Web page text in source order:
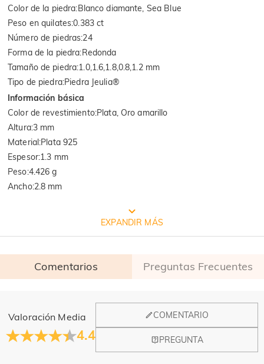
Color de la piedra:Blanco diamante, Sea Blue
Peso en quilates:0.383 ct
Número de piedras:24
Forma de la piedra:Redonda
Tamaño de piedra:1.0,1.6,1.8,0.8,1.2 mm
Tipo de piedra:Piedra Jeulia®
Información básica
Color de revestimiento:Plata, Oro amarillo
Altura:3 mm
Material :Plata 925
Espesor:1.3 mm
Peso:4.426 g
Ancho:2.8 mm
EMBALAJE JEULIA GRATIS
EXPANDIR MÁS
Comentarios Preguntas Frecuentes
Valoración Media
4.4
COMENTARIO
PREGUNTA
General
¿Dónde está ubicada vuestra empresa?
Nuestra oficina principal se encuentra en Los Ángeles,